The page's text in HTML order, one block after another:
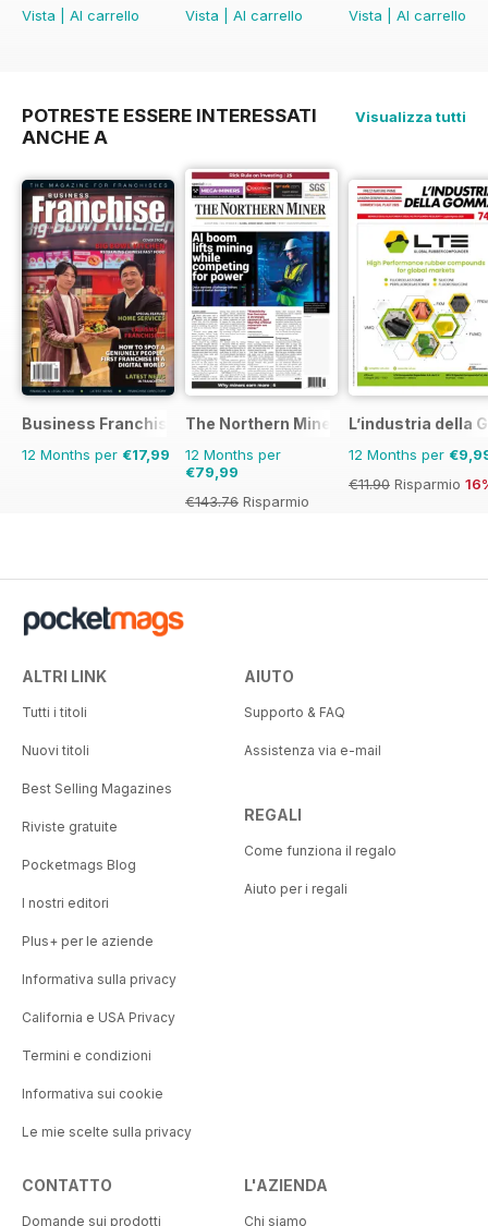
Vista
Al carrello
Vista
Al carrello
Vista
Al carrello
POTRESTE ESSERE INTERESSATI
ANCHE A
Visualizza tutti
Business Franchise Australia&NZ
12 Months per €17,99
The Northern Miner
12 Months per
€79,99
€143.76 Risparmio
L’industria della
12 Months per
€11.90 Risparmio
ALTRI LINK
Tutti i titoli
Nuovi titoli
Best Selling Magazines
Riviste gratuite
Pocketmags Blog
I nostri editori
Plus+ per le aziende
Informativa sulla privacy
California e USA Privacy
Termini e condizioni
Informativa sui cookie
Le mie scelte sulla privacy
AIUTO
Supporto & FAQ
Assistenza via e-mail
REGALI
Come funziona il regalo
Aiuto per i regali
CONTATTO
Domande sui prodotti
L'AZIENDA
Chi siamo